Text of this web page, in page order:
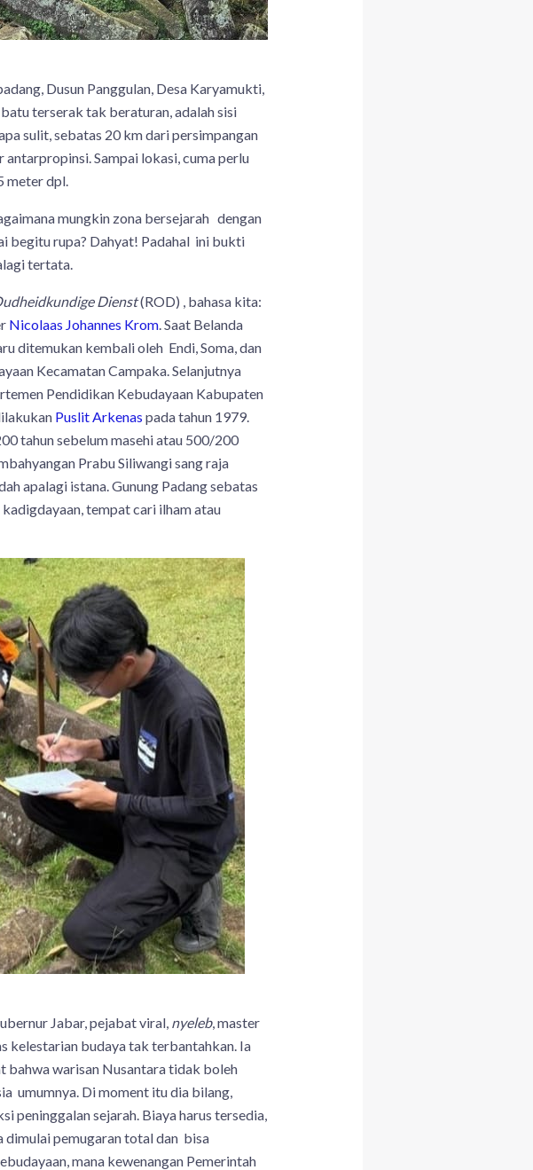
Dusun Panggulan, Desa Karyamukti,
terserak tak beraturan, adalah sisi
sulit, sebatas 20 km dari persimpangan
Sampai lokasi, cuma perlu
meter dpl.
mungkin zona bersejarah dengan
begitu rupa? Dahyat! Padahal ini bukti
tertata.
Dienst(ROD) , bahasa kita:
Nicolaas Johannes Krom. Saat Belanda
ditemukan kembali oleh Endi, Soma, dan
Kecamatan Campaka. Selanjutnya
Pendidikan Kebudayaan Kabupaten
Puslit Arkenas pada tahun 1979.
tahun sebelum masehi atau 500/200
Prabu Siliwangi sang raja
apalagi istana. Gunung Padang sebatas
tempat cari ilham atau
Jabar, pejabat viral, nyeleb, master
kelestarian budaya tak terbantahkan. Ia
bahwa warisan Nusantara tidak boleh
umumnya. Di moment itu dia bilang,
peninggalan sejarah. Biaya harus tersedia,
dimulai pemugaran total dan bisa
mana kewenangan Pemerintah